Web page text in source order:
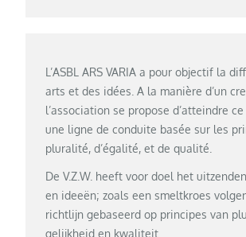
L’ASBL ARS VARIA a pour objectif la
arts et des idées. A la manière d’un
l’association se propose d’atteindre
une ligne de conduite basée sur les
pluralité, d’égalité, et de qualité.
De V.Z.W. heeft voor doel het
en ideeën; zoals een smeltkroes
richtlijn gebaseerd op principes van
gelijkheid en kwaliteit.